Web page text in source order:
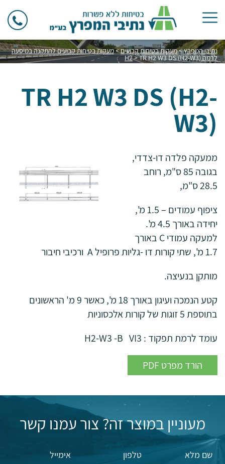
נתיבי המפרץ>מעקות בטיחות קבועים>מעקות בטיחות קבועים להתקנה במיסעה
לרמה H2 >TR H2 W3 DS (H2-W3)
TR H2 W3 DS (H2-
W3)
ממעקה פלדה דו-צדדי,
בגובה 85 ס"מ, רוחב
28.5 ס"מ,
ציפוף עמודים – 1.5 מ',
יחידה באורך 4.5 מ'.
למעקה עמודי C באורך
1.7 מ', שתי קורות דו -גליות פרופיל A ורכיבי חיבור
מותקן בנעיצה.
קטע הנמכה ועיגון באורך 18 מ', כאשר 9 מ' הראשונים
בתוספת 5 זוגות של קורות אלכסוניות
עומד לרמת תפקוד : H2-W3 -B VI3
PDF הורד מפרט
מעוניין במוצר זה? צור עמנו קשר